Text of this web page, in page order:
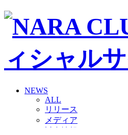
NEWS
ALL
リリース
メディア